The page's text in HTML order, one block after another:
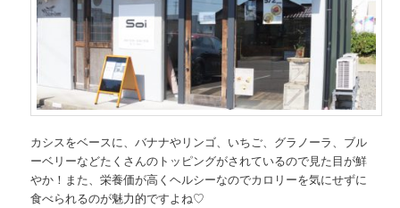
カシスをベースに、バナナやリンゴ、いちご、グラノーラ、ブル
ーベリーなどたくさんのトッピングがされているので見た目が鮮
やか！また、栄養価が高くヘルシーなのでカロリーを気にせずに
食べられるのが魅力的ですよね♡